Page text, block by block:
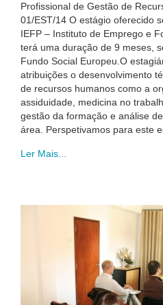
Profissional de Gestão de
01/EST/14 O estágio oferecido
IEFP – Instituto de Emprego e
terá uma duração de 9 meses,
Fundo Social Europeu.O
atribuições o desenvolvimento
de recursos humanos como a
assiduidade, medicina no
gestão da formação e análise
área. Perspetivamos para este
Ler Mais...